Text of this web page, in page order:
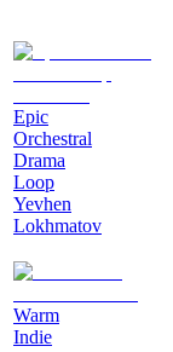
Epic
Orchestral
Drama
Loop
Yevhen
Lokhmatov
Warm
Indie